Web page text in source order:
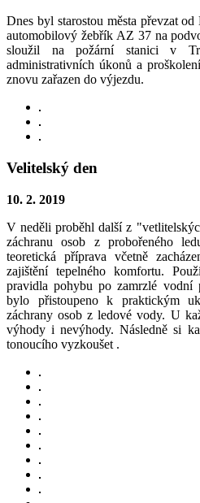
Dnes byl starostou města převzat
automobilový žebřík AZ 37 na
sloužil na požární stanici v
administrativních úkonů a
znovu zařazen do výjezdu.
Velitelský den
10. 2. 2019
V neděli proběhl další z
záchranu osob z probořeného
teoretická příprava včetně
zajištění tepelného komfortu.
pravidla pohybu po zamrzlé vodní
bylo přistoupeno k praktickým
záchrany osob z ledové vody. U
výhody i nevýhody. Následně si
tonoucího vyzkoušet .